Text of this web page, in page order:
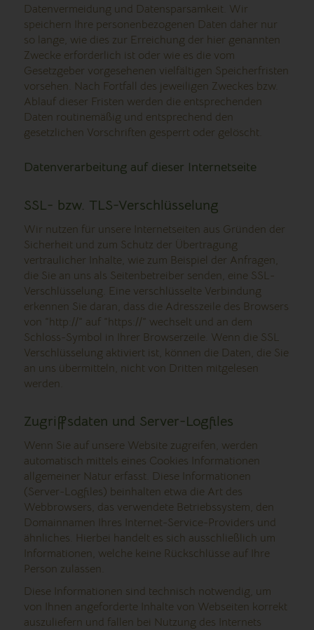
Datenvermeidung und Datensparsamkeit. Wir
speichern Ihre personenbezogenen Daten daher nur
so lange, wie dies zur Erreichung der hier genannten
Zwecke erforderlich ist oder wie es die vom
Gesetzgeber vorgesehenen vielfältigen Speicherfristen
vorsehen. Nach Fortfall des jeweiligen Zweckes bzw.
Ablauf dieser Fristen werden die entsprechenden
Daten routinemäßig und entsprechend den
gesetzlichen Vorschriften gesperrt oder gelöscht.
Datenverarbeitung auf dieser Internetseite
SSL- bzw. TLS-Verschlüsselung
Wir nutzen für unsere Internetseiten aus Gründen der
Sicherheit und zum Schutz der Übertragung
vertraulicher Inhalte, wie zum Beispiel der Anfragen,
die Sie an uns als Seitenbetreiber senden, eine SSL-
Verschlüsselung. Eine verschlüsselte Verbindung
erkennen Sie daran, dass die Adresszeile des Browsers
von “http://” auf “https://” wechselt und an dem
Schloss-Symbol in Ihrer Browserzeile. Wenn die SSL
Verschlüsselung aktiviert ist, können die Daten, die Sie
an uns übermitteln, nicht von Dritten mitgelesen
werden.
Zugriffsdaten und Server-Logfiles
Wenn Sie auf unsere Website zugreifen, werden
automatisch mittels eines Cookies Informationen
allgemeiner Natur erfasst. Diese Informationen
(Server-Logfiles) beinhalten etwa die Art des
Webbrowsers, das verwendete Betriebssystem, den
Domainnamen Ihres Internet-Service-Providers und
ähnliches. Hierbei handelt es sich ausschließlich um
Informationen, welche keine Rückschlüsse auf Ihre
Person zulassen.
Diese Informationen sind technisch notwendig, um
von Ihnen angeforderte Inhalte von Webseiten korrekt
auszuliefern und fallen bei Nutzung des Internets